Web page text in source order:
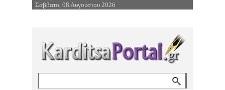
Επιστροφή στην Πλοήγηση
Σάββατο, 08 Αυγούστου 2026